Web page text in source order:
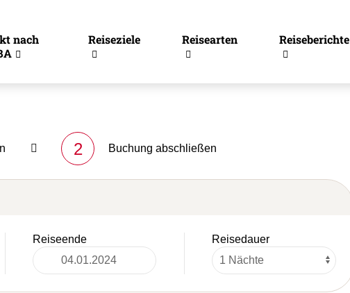
nach
Reiseziele Reisearten Reiseberichte
2 Buchung abschließen
Reiseende Reisedauer